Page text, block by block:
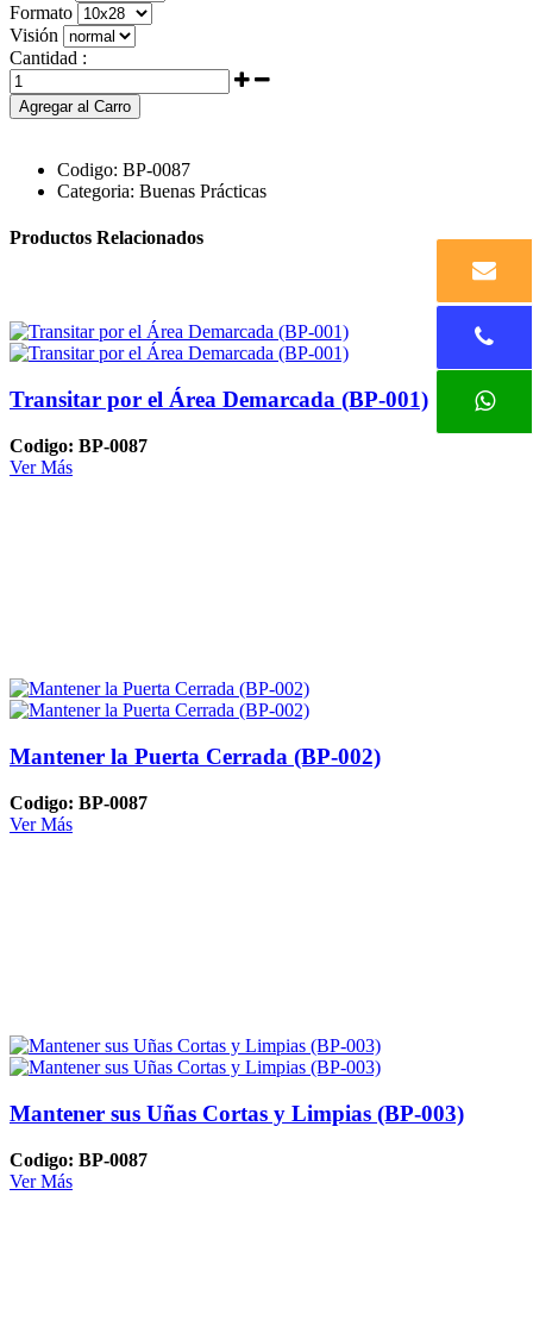
Formato
Visión
Cantidad :
Agregar al Carro
Codigo: BP-0087
Categoria: Buenas Prácticas
Productos Relacionados
Transitar por el Área Demarcada (BP-001)
Codigo: BP-0087
Ver Más
Mantener la Puerta Cerrada (BP-002)
Codigo: BP-0087
Ver Más
Mantener sus Uñas Cortas y Limpias (BP-003)
Codigo: BP-0087
Ver Más